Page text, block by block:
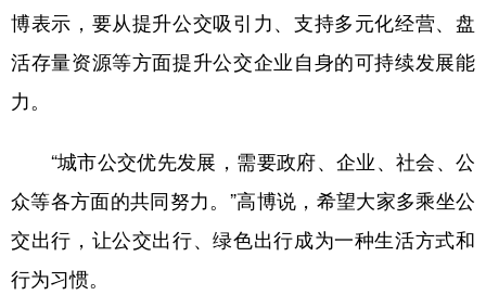
博表示，要从提升公交吸引力、支持多元化经营、盘
活存量资源等方面提升公交企业自身的可持续发展能
力。
“城市公交优先发展，需要政府、企业、社会、公
众等各方面的共同努力。”高博说，希望大家多乘坐公
交出行，让公交出行、绿色出行成为一种生活方式和
行为习惯。